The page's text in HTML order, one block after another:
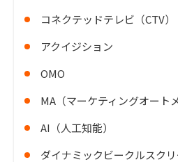
コネクテッドテレビ（CTV）
アクイジション
OMO
MA（マーケティングオート
AI（人工知能）
ダイナミックビークルスク